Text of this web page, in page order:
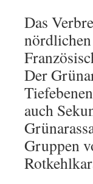
Das
Der
auch
Gruppen